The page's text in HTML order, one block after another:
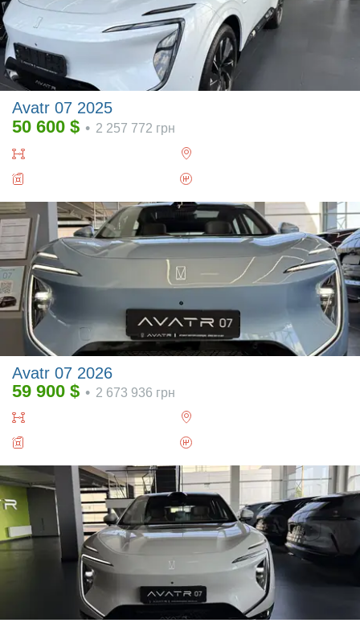
Avatr 07 2025
50 600 $ • 2 257 772 грн
Avatr 07 2026
59 900 $ • 2 673 936 грн